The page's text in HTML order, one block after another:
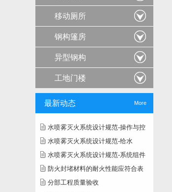
移动厕所
钢构篷房
异型钢构
工地门楼
More
最新动态
水喷雾灭火系统设计规范-操作与控
水喷雾灭火系统设计规范-给水
水喷雾灭火系统设计规范-系统组件
防火封堵材料的耐火性能应符合表
分部工程质量验收